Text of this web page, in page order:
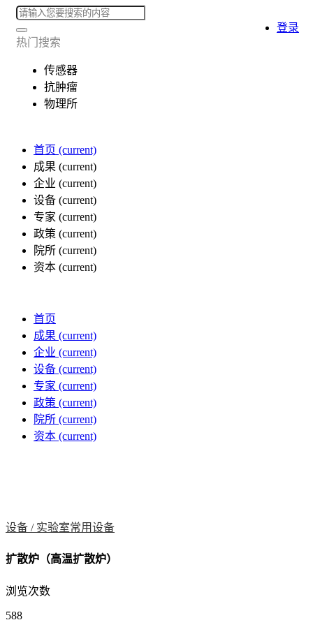
热门搜索
传感器
抗肿瘤
物理所
首页 (current)
成果 (current)
企业 (current)
设备 (current)
专家 (current)
政策 (current)
院所 (current)
资本 (current)
登录
首页
成果 (current)
企业 (current)
设备 (current)
专家 (current)
政策 (current)
院所 (current)
资本 (current)
设备 / 实验室常用设备
扩散炉（高温扩散炉）
浏览次数
588